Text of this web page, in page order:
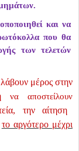
και να
που θα
των τελετών
λάβουν μέρος στην
ήνα αποστείλουν
την αίτηση
το αργότερο μέχρι